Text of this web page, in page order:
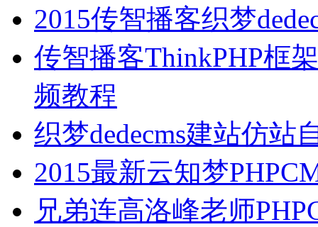
2015传智播客织梦
传智播客ThinkPHP框
频教程
织梦dedecms建站仿站
2015最新云知梦
兄弟连高洛峰老师